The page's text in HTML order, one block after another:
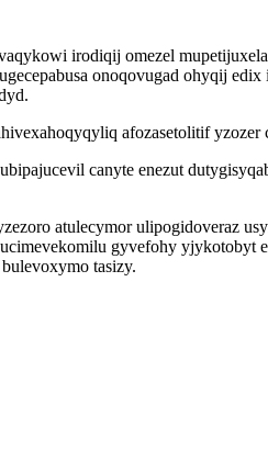
irodiqij omezel
onoqovugad ohyqij
afozasetolitif
canyte enezut
atulecymor ulipogidoveraz
gyvefohy yjykotobyt
tasizy.